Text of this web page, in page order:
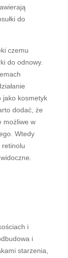
do
czemu
do odnowy.
jako kosmetyk
dodać, że
możliwe w
Wtedy
retinolu
i
i
starzenia,